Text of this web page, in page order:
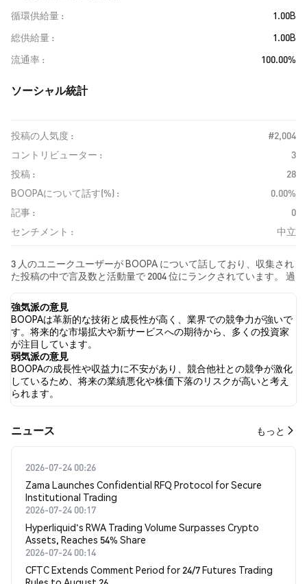
循環供給量
1.00B
総供給量
1.00B
流通率
100.00%
ソーシャル統計
投稿の人気度 :
#2,004
コントリビューター :
3
投稿 :
28
BOOPAについて話す(%) :
0.00%
記事 :
0
センチメント :
中立
3 人のユニークユーザーが BOOPA について話しており、収集され
た投稿の中で言及数と活動量で 2004 位にランクされています。 過
感情は 中立 でした。 最後に、BOOPA に関するニュース記事が 0
件公開されました。 Twitterでは、0.00% のツイートが強気の感情
を示し、0.00% のツイートが弱気の感情を示しました。 100.00%
のツイートは BOOPA に対して中立的でした。 これらの感情分析
は 28 件のツイートに基づいています。
強気派の意見
BOOPAは革新的な技術と成長性が高く、業界での競争力が強いで
す。将来的な市場拡大や新サービスへの期待から、多くの投資家
が注目しています。
弱気派の意見
BOOPAの成長性や収益力に不安があり、競合他社との競争が激化
しているため、将来の業績悪化や株価下落のリスクが高いと考え
られます。
​​ニュース​​ もっと
2026-07-24 00:26
Zama Launches Confidential RFQ Protocol for Secure
Institutional Trading
2026-07-24 00:17
Hyperliquid's RWA Trading Volume Surpasses Crypto
Assets, Reaches 54% Share
2026-07-24 00:14
CFTC Extends Comment Period for 24/7 Futures Trading